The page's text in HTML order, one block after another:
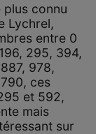
plus connu
Lychrel,
entre 0
295, 394,
978,
ces
et 592,
mais
sur